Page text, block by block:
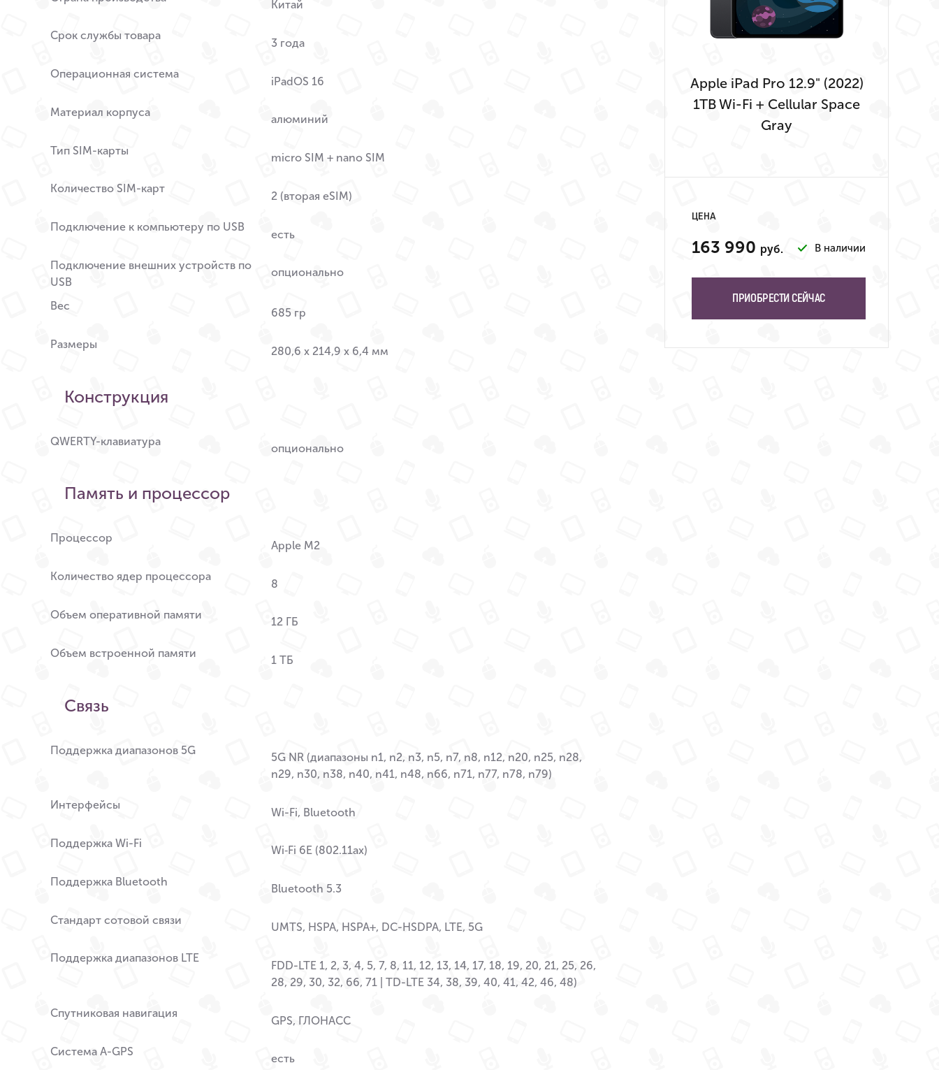
Китай
Срок службы товара
3 года
Операционная система
iPadOS 16
Материал корпуса
алюминий
Тип SIM-карты
micro SIM + nano SIM
Количество SIM-карт
2 (вторая eSIM)
Подключение к компьютеру по USB
есть
Подключение внешних устройств по
USB
опционально
Вес
685 гр
Размеры
280,6 x 214,9 x 6,4 мм
Конструкция
QWERTY-клавиатура
опционально
Память и процессор
Процессор
Apple M2
Количество ядер процессора
8
Объем оперативной памяти
12 ГБ
Объем встроенной памяти
1 ТБ
Связь
Поддержка диапазонов 5G
5G NR (диапазоны n1, n2, n3, n5, n7, n8, n12, n20, n25, n28,
n29, n30, n38, n40, n41, n48, n66, n71, n77, n78, n79)
Интерфейсы
Wi-Fi, Bluetooth
Поддержка Wi-Fi
Wi‑Fi 6E (802.11ax)
Поддержка Bluetooth
Bluetooth 5.3
Стандарт сотовой связи
UMTS, HSPA, HSPA+, DC-HSDPA, LTE, 5G
Поддержка диапазонов LTE
FDD-LTE 1, 2, 3, 4, 5, 7, 8, 11, 12, 13, 14, 17, 18, 19, 20, 21, 25, 26,
28, 29, 30, 32, 66, 71 | TD-LTE 34, 38, 39, 40, 41, 42, 46, 48)
Спутниковая навигация
GPS, ГЛОНАСС
Система A-GPS
есть
Apple iPad Pro 12.9" (2022)
1TB Wi-Fi + Cellular Space
Gray
ЦЕНА
163 990 руб. В наличии
ПРИОБРЕСТИ СЕЙЧАС